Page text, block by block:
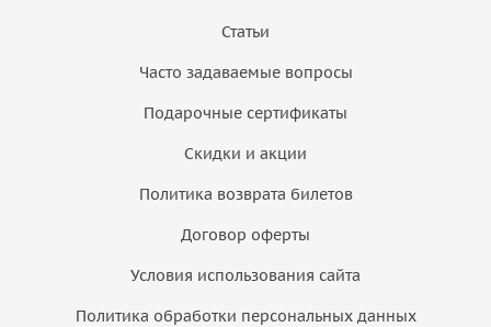
Статьи
Часто задаваемые вопросы
Подарочные сертификаты
Скидки и акции
Политика возврата билетов
Договор оферты
Условия использования сайта
Политика обработки персональных данных